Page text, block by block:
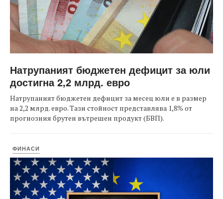
Натрупаният бюджетен дефицит за юли
достигна 2,2 млрд. евро
Натрупаният бюджетен дефицит за месец юли е в размер
на 2,2 млрд. евро. Тази стойност представлява 1,8% от
прогнозния брутен вътрешен продукт (БВП).
ФИНАСИ